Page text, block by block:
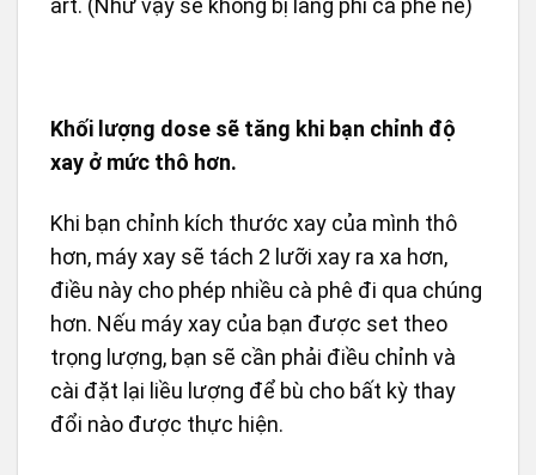
art. (Như vậy sẽ không bị lãng phí cà phê nè)
Khối lượng dose sẽ tăng khi bạn chỉnh độ
xay ở mức thô hơn.
Khi bạn chỉnh kích thước xay của mình thô
hơn, máy xay sẽ tách 2 lưỡi xay ra xa hơn,
điều này cho phép nhiều cà phê đi qua chúng
hơn. Nếu máy xay của bạn được set theo
trọng lượng, bạn sẽ cần phải điều chỉnh và
cài đặt lại liều lượng để bù cho bất kỳ thay
đổi nào được thực hiện.